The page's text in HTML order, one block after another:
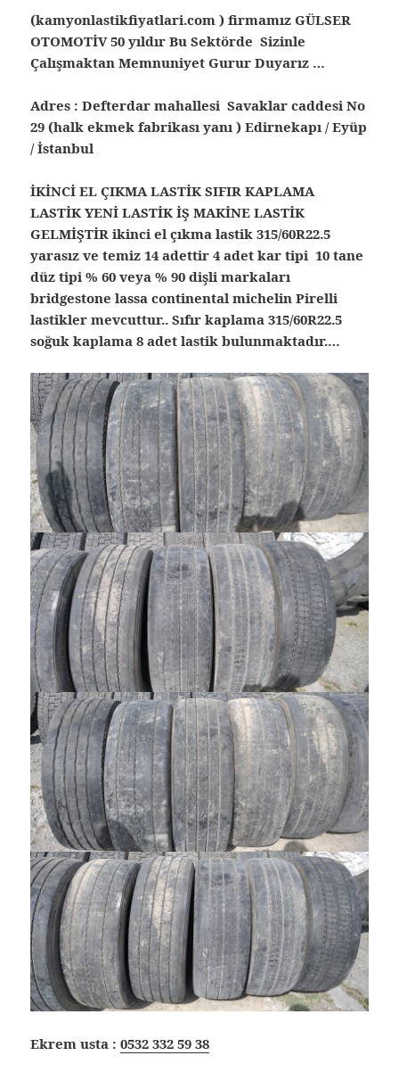
(kamyonlastikfiyatlari.com ) firmamız GÜLSER
OTOMOTİV 50 yıldır Bu Sektörde Sizinle
Çalışmaktan Memnuniyet Gurur Duyarız …
Adres : Defterdar mahallesi Savaklar caddesi No
29 (halk ekmek fabrikası yanı ) Edirnekapı / Eyüp
/ İstanbul
İKİNCİ EL ÇIKMA LASTİK SIFIR KAPLAMA
LASTİK YENİ LASTİK İŞ MAKİNE LASTİK
GELMİŞTİR ikinci el çıkma lastik 315/60R22.5
yarasız ve temiz 14 adettir 4 adet kar tipi 10 tane
düz tipi % 60 veya % 90 dişli markaları
bridgestone lassa continental michelin Pirelli
lastikler mevcuttur.. Sıfır kaplama 315/60R22.5
soğuk kaplama 8 adet lastik bulunmaktadır.…
Ekrem usta :0532 332 59 38